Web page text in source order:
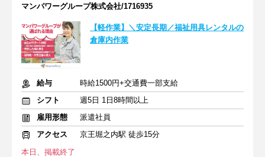
マンパワーグループ株式会社/1716935
【軽作業】＼安定長期／福祉用具レンタルの
倉庫内作業
給与
時給1500円+交通費一部支給
シフト
週5日 1日8時間以上
雇用形態
派遣社員
アクセス
京王堀之内駅 徒歩15分
本日、掲載終了